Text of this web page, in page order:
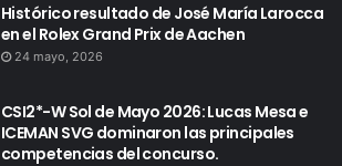
Histórico resultado de José María Larocca
en el Rolex Grand Prix de Aachen
24 mayo, 2026
CSI2*-W Sol de Mayo 2026: Lucas Mesa e
ICEMAN SVG dominaron las principales
competencias del concurso.